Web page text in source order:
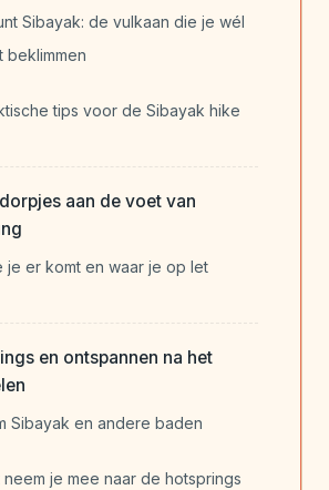
Sibayak: de vulkaan die je wél
beklimmen
tips voor de Sibayak hike
aan de voet van
je er komt en waar je op let
en ontspannen na het
Sibayak en andere baden
neem je mee naar de hotsprings